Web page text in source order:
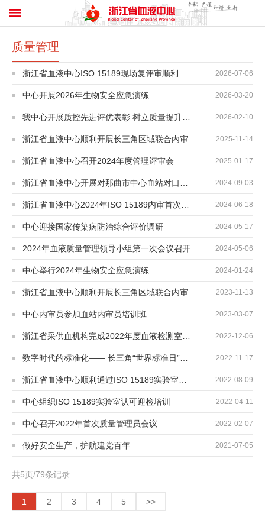
质量管理
2026-07-06
中心开展2026年生物安全应急演练 2026-03-20
2026-02-10
浙江省血液中心顺利开展长三角区域联合内审 2025-11-14
浙江省血液中心召开2024年度管理评审会 2025-01-17
2024-09-03
2024-06-18
中心迎接国家传染病防治综合评价调研 2024-05-17
2024年血液质量管理领导小组第一次会议召开 2024-05-06
中心举行2024年生物安全应急演练 2024-01-24
浙江省血液中心顺利开展长三角区域联合内审 2023-11-13
中心内审员参加血站内审员培训班 2023-03-07
2022-12-06
2022-11-17
2022-08-09
中心组织ISO 15189实验室认可迎检培训 2022-04-11
中心召开2022年首次质量管理员会议 2022-02-07
做好安全生产，护航建党百年 2021-07-05
共5页/79条记录
1 2 3 4 5 >>